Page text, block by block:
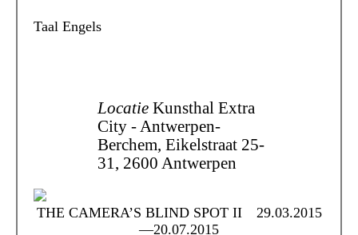
Taal Engels
Locatie Kunsthal Extra
City - Antwerpen-
Berchem, Eikelstraat 25-
31, 2600 Antwerpen
THE CAMERA’S BLIND SPOT II 29.03.2015
—20.07.2015